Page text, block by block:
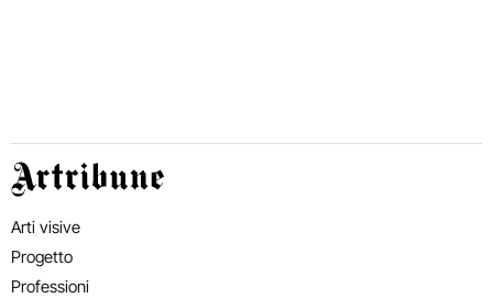
Artribune
Arti visive
Progetto
Professioni